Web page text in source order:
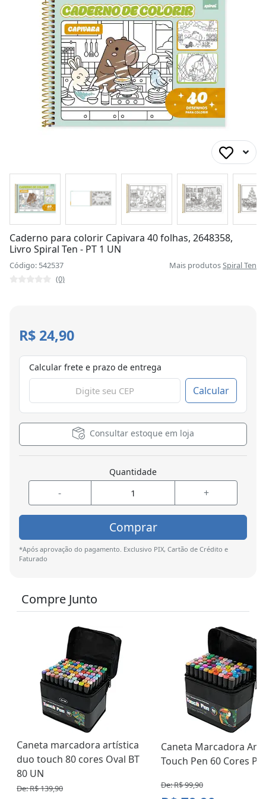
Caderno para colorir Capivara 40 folhas, 2648358,
Livro Spiral Ten - PT 1 UN
Código: 542537 Mais produtosSpiral Ten
(0)
R$ 24,90
Calcular frete e prazo de entrega
Calcular
Consultar estoque em loja
Quantidade
- +
Comprar
*Após aprovação do pagamento. Exclusivo PIX, Cartão de Crédito e
Faturado
Compre Junto
Caneta marcadora artística
duo touch 80 cores Oval BT
80 UN
De: R$ 139,90
Caneta Marcadora
Touch Pen 60 Cores
De: R$ 99,90